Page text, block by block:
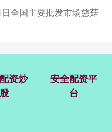
全国主要批发市场慈菇
资炒
股
安全配资平
台